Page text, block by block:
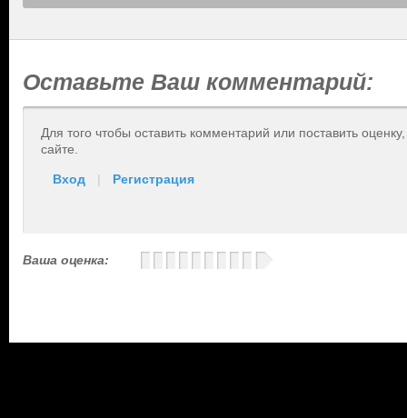
Оставьте Ваш комментарий:
Для того чтобы оставить комментарий или поставить
сайте.
Вход | Регистрация
Ваша оценка: